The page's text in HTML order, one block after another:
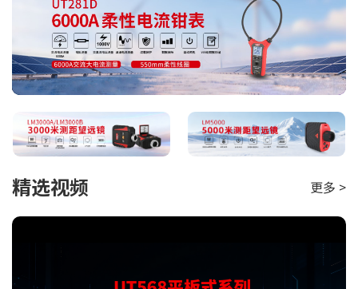
a
v
i
g
a
t
o
n
精选视频 更多 >